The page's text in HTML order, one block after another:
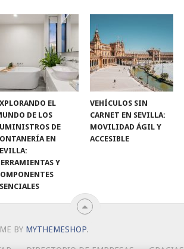
EL
DE LOS
DE
EN
Y
VEHÍCULOS SIN
CARNET EN SEVILLA:
MOVILIDAD ÁGIL Y
ACCESIBLE
BY MYTHEMESHOP.